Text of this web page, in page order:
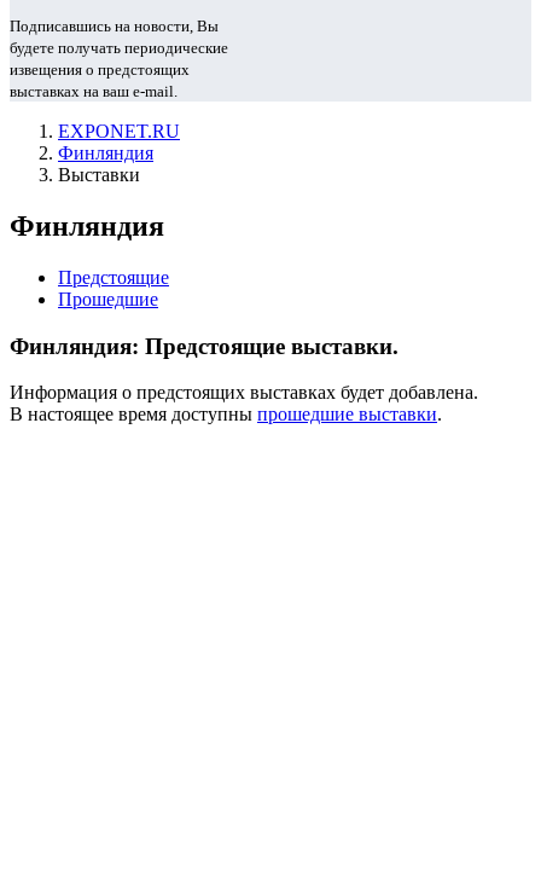
Подписавшись на новости, Вы
будете получать периодические
извещения о предстоящих
выставках на ваш e-mail.
EXPONET.RU
Финляндия
Выставки
Финляндия
Предстоящие
Прошедшие
Финляндия: Предстоящие выставки.
Информация о предстоящих выставках будет добавлена.
В настоящее время доступны прошедшие выставки.